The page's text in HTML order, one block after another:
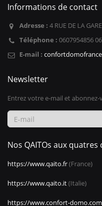
Informations de contact
Adresse : 4 RUE DE LA
Téléphone : 0607954856
E-mail :
Newsletter
Entrez votre e-mail et
Nos QAITOs aux
https://www.qaito.fr(France)
https://www.qaito.it(Italie)
https://www.confort-domo.com